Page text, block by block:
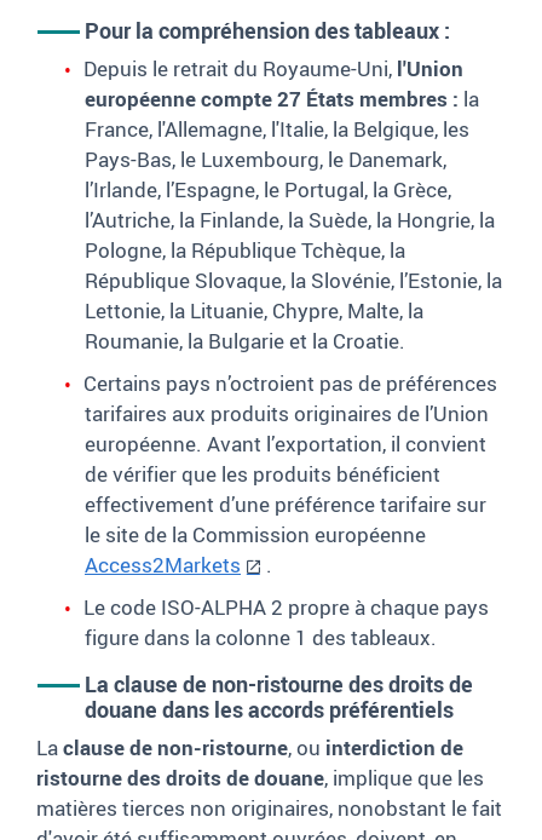
Pour la compréhension des tableaux :
Depuis le retrait du Royaume-Uni, l'Union
européenne compte 27 États membres : la
France, l'Allemagne, l'Italie, la Belgique, les
Pays-Bas, le Luxembourg, le Danemark,
l’Irlande, l’Espagne, le Portugal, la Grèce,
l’Autriche, la Finlande, la Suède, la Hongrie, la
Pologne, la République Tchèque, la
République Slovaque, la Slovénie, l’Estonie, la
Lettonie, la Lituanie, Chypre, Malte, la
Roumanie, la Bulgarie et la Croatie.
Certains pays n’octroient pas de préférences
tarifaires aux produits originaires de l’Union
européenne. Avant l’exportation, il convient
de vérifier que les produits bénéficient
effectivement d’une préférence tarifaire sur
le site de la Commission européenne
Access2Markets
.
Le code ISO-ALPHA 2 propre à chaque pays
figure dans la colonne 1 des tableaux.
La clause de non-ristourne des droits de
douane dans les accords préférentiels
Laclause de non-ristourne, ou interdiction de
ristourne des droits de douane, implique que les
matières tierces non originaires, nonobstant le fait